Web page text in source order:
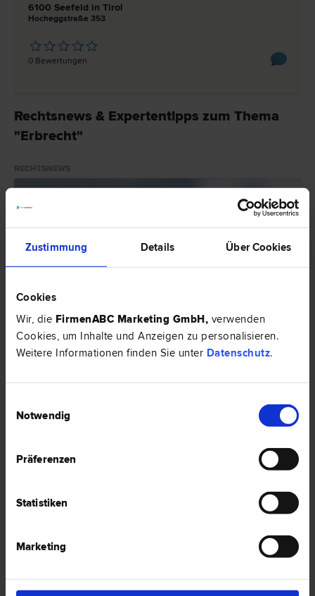
Zustimmung Details Über Cookies
Cookies
Wir, die FirmenABC Marketing GmbH, verwenden
Cookies, um Inhalte und Anzeigen zu personalisieren.
Weitere Informationen finden Sie unter Datenschutz.
Notwendig
Präferenzen
Statistiken
Marketing
6100 Seefeld in Tirol
Hocheggstraße 353
0 Bewertungen
Rechtsnews & Expertentipps zum Thema
"Erbrecht"
Dieser Vertrag muss in Österreich notariell beglaubigt werden, damit er
Gültigkeit erlangt. Lesen Sie in diesem Artikel mehr darüber, was der